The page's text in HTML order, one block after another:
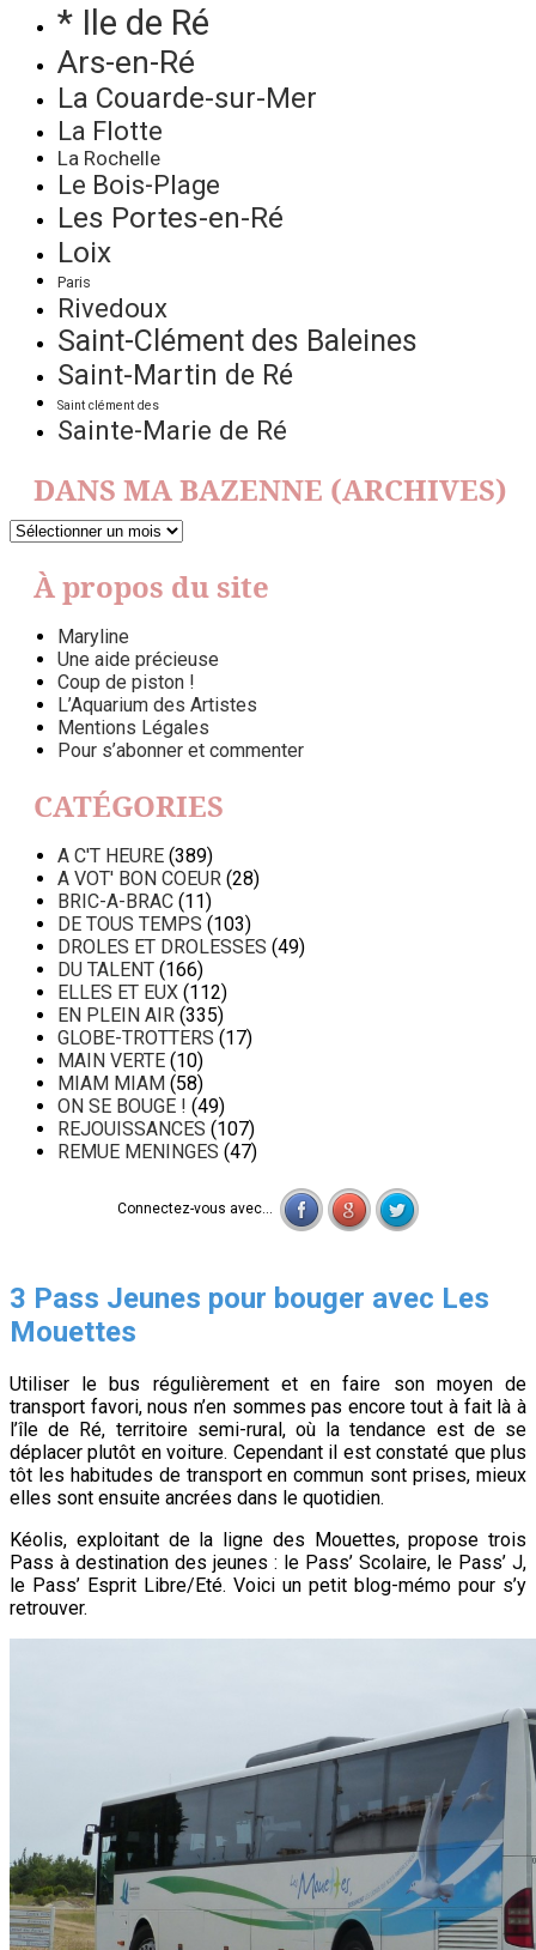
* Ile de Ré
Ars-en-Ré
La Couarde-sur-Mer
La Flotte
La Rochelle
Le Bois-Plage
Les Portes-en-Ré
Loix
Paris
Rivedoux
Saint-Clément des Baleines
Saint-Martin de Ré
Saint clément des
Sainte-Marie de Ré
DANS MA BAZENNE (ARCHIVES)
DANS
BAZENNE
(ARCHIVES)
À propos du site
Maryline
Une aide précieuse
Coup de piston !
L’Aquarium des Artistes
Mentions Légales
Pour s’abonner et commenter
CATÉGORIES
A C'T HEURE (389)
A VOT' BON COEUR (28)
BRIC-A-BRAC (11)
DE TOUS TEMPS (103)
DROLES ET DROLESSES (49)
DU TALENT (166)
ELLES ET EUX (112)
EN PLEIN AIR (335)
GLOBE-TROTTERS (17)
MAIN VERTE (10)
MIAM MIAM (58)
ON SE BOUGE ! (49)
REJOUISSANCES (107)
REMUE MENINGES (47)
Connectez-vous avec...
3 Pass Jeunes pour bouger avec Les
Mouettes
Utiliser le bus régulièrement et en faire son moyen de
transport favori, nous n’en sommes pas encore tout à fait là à
l’île de Ré, territoire semi-rural, où la tendance est de se
déplacer plutôt en voiture. Cependant il est constaté que plus
tôt les habitudes de transport en commun sont prises, mieux
elles sont ensuite ancrées dans le quotidien.
Kéolis, exploitant de la ligne des Mouettes, propose trois
Pass à destination des jeunes : le Pass’ Scolaire, le Pass’ J,
le Pass’ Esprit Libre/Eté. Voici un petit blog-mémo pour s’y
retrouver.